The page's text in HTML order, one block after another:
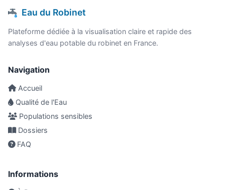
Eau du Robinet
Plateforme dédiée à la visualisation claire et rapide des
analyses d'eau potable du robinet en France.
Navigation
Accueil
Qualité de l'Eau
Populations sensibles
Dossiers
FAQ
Informations